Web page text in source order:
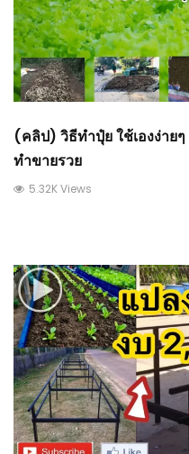
(คลิป) วิธีทำปุ๋ย ใช้เองง่ายๆ
ทำขายรวย
5.32K Views